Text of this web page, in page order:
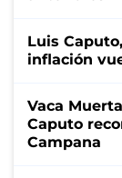
Luis
inflación
Vaca
Caputo
Campana